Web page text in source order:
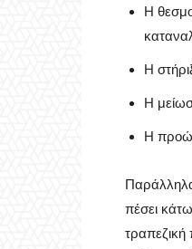
Η
Η
Η
Η
πέσει